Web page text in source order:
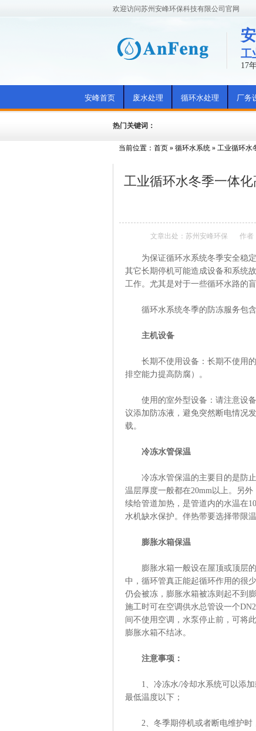
欢迎访问苏州安峰环保科技有限公司官网
工
17
安峰首页 废水处理 循环水处理 厂务
热门关键词：
当前位置： 首页 » 循环水系统 » 工业循环水
工业循环水冬季一体
文章出处：苏州安峰环保 作者
为保证循环水系统冬季安全稳定
其它长期停机可能造成设备和系统
工作。尤其是对于一些循环水路的
循环水系统冬季的防冻服务包含
主机设备
长期不使用设备：长期不使用的
排空能力提高防腐）。
使用的室外型设备：请注意设备
议添加防冻液，避免突然断电情况
载。
冷冻水管保温
冷冻水管保温的主要目的是防止
温层厚度一般都在20mm以上。另
续给管道加热，是管道内的水温在
水机缺水保护。伴热带要选择带限
膨胀水箱保温
膨胀水箱一般设在屋顶或顶层的
中，循环管真正能起循环作用的很
仍会被冻，膨胀水箱被冻则起不到
施工时可在空调供水总管设一个
间不使用空调，水泵停止前，可将
膨胀水箱不结冰。
注意事项：
1、冷冻水/冷却水系统可以添加
最低温度以下；
2、冬季期停机或者断电维护时